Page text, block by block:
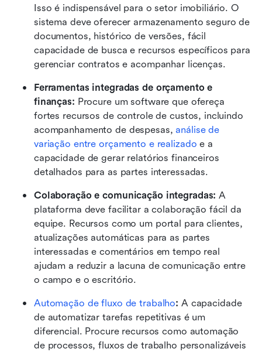
Isso é indispensável para o setor imobiliário. O
sistema deve oferecer armazenamento seguro de
documentos, histórico de versões, fácil
capacidade de busca e recursos específicos para
gerenciar contratos e acompanhar licenças.
Ferramentas integradas de orçamento e
finanças: Procure um software que ofereça
fortes recursos de controle de custos, incluindo
acompanhamento de despesas, análise de
variação entre orçamento e realizado e a
capacidade de gerar relatórios financeiros
detalhados para as partes interessadas.
Colaboração e comunicação integradas: A
plataforma deve facilitar a colaboração fácil da
equipe. Recursos como um portal para clientes,
atualizações automáticas para as partes
interessadas e comentários em tempo real
ajudam a reduzir a lacuna de comunicação entre
o campo e o escritório.
Automação de fluxo de trabalho: A capacidade
de automatizar tarefas repetitivas é um
diferencial. Procure recursos como automação
de processos, fluxos de trabalho personalizáveis